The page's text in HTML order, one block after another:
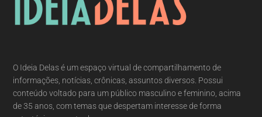
O Ideia Delas é um espaço virtual de compartilhamento de
informações, notícias, crônicas, assuntos diversos. Possui
conteúdo voltado para um público masculino e feminino, acima
de 35 anos, com temas que despertam interesse de forma